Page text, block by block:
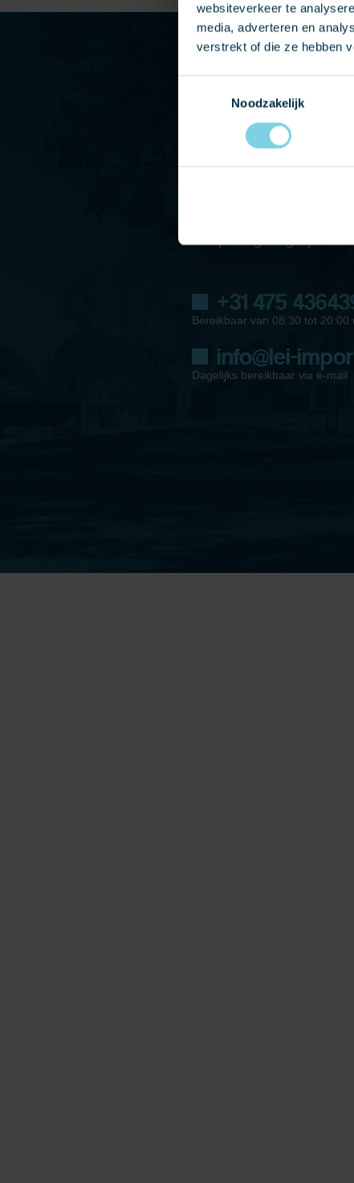
websiteverkeer te
media, adverteren en
verstrekt of die ze hebben
Noodzakelijk
NEEM
zo spoedig mogelijk
+31 475
Bereikbaar van 08:30 tot 20:00
info@lei-
Dagelijks bereikbaar via e-mail